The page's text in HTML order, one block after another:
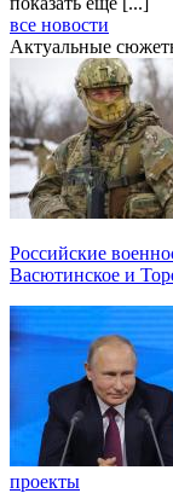
все новости
Актуальные
Российские
Васютинское и
проекты